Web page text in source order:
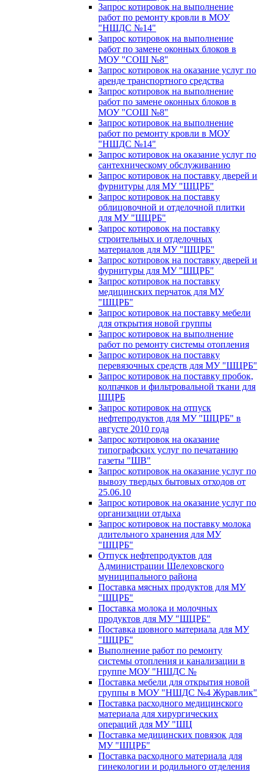
Запрос котировок на выполнение
работ по ремонту кровли в МОУ
"НШДС №14"
Запрос котировок на выполнение
работ по замене оконных блоков в
МОУ "СОШ №8"
Запрос котировок на оказание услуг по
аренде транспортного средства
Запрос котировок на выполнение
работ по замене оконных блоков в
МОУ "СОШ №8"
Запрос котировок на выполнение
работ по ремонту кровли в МОУ
"НШДС №14"
Запрос котировок на оказание услуг по
сантехническому обслуживанию
Запрос котировок на поставку дверей и
фурнитуры для МУ "ШЦРБ"
Запрос котировок на поставку
облицовочной и отделочной плитки
для МУ "ШЦРБ"
Запрос котировок на поставку
строительных и отделочных
материалов для МУ "ШЦРБ"
Запрос котировок на поставку дверей и
фурнитуры для МУ "ШЦРБ"
Запрос котировок на поставку
медицинских перчаток для МУ
"ШЦРБ"
Запрос котировок на поставку мебели
для открытия новой группы
Запрос котировок на выполнение
работ по ремонту системы отопления
Запрос котировок на поставку
перевязочных средств для МУ "ШЦРБ"
Запрос котировок на поставку пробок,
колпачков и фильтровальной ткани для
ШЦРБ
Запрос котировок на отпуск
нефтепродуктов для МУ "ШЦРБ" в
августе 2010 года
Запрос котировок на оказание
типографских услуг по печатанию
газеты "ШВ"
Запрос котировок на оказание услуг по
вывозу твердых бытовых отходов от
25.06.10
Запрос котировок на оказание услуг по
организации отдыха
Запрос котировок на поставку молока
длительного хранения для МУ
"ШЦРБ"
Отпуск нефтепродуктов для
Администрации Шелеховского
муниципального района
Поставка мясных продуктов для МУ
"ШЦРБ"
Поставка молока и молочных
продуктов для МУ "ШЦРБ"
Поставка шовного материала для МУ
"ШЦРБ"
Выполнение работ по ремонту
системы отопления и канализации в
группе МОУ "НШДС №
Поставка мебели для открытия новой
группы в МОУ "НШДС №4 Журавлик"
Поставка расходного медицинского
материала для хирургических
операций для МУ "ШЦ
Поставка медицинских повязок для
МУ "ШЦРБ"
Поставка расходного материала для
гинекологии и родильного отделения